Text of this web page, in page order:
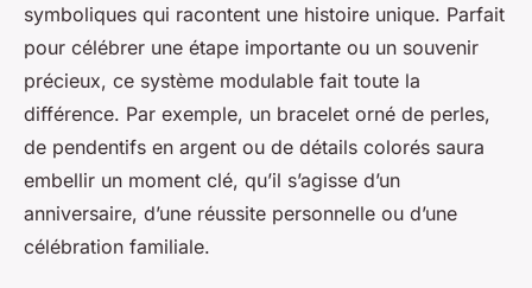
symboliques qui racontent une histoire unique. Parfait
pour célébrer une étape importante ou un souvenir
précieux, ce système modulable fait toute la
différence. Par exemple, un bracelet orné de perles,
de pendentifs en argent ou de détails colorés saura
embellir un moment clé, qu’il s’agisse d’un
anniversaire, d’une réussite personnelle ou d’une
célébration familiale.